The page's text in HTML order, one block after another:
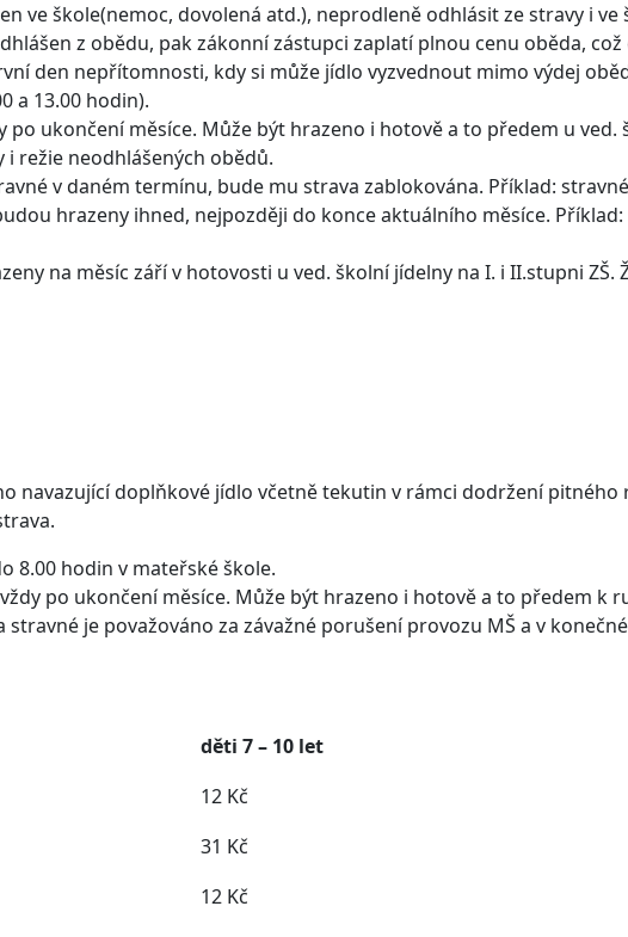
ve škole(nemoc, dovolená atd.), neprodleně odhlásit ze stravy i ve
z obědu, pak zákonní zástupci zaplatí plnou cenu oběda, což
den nepřítomnosti, kdy si může jídlo vyzvednout mimo výdej
a 13.00 hodin).
ukončení měsíce. Může být hrazeno i hotově a to předem u ved.
režie neodhlášených obědů.
v daném termínu, bude mu strava zablokována. Příklad:
hrazeny ihned, nejpozději do konce aktuálního měsíce. Příklad:
na měsíc září v hotovosti u ved. školní jídelny na I. i II.stupni ZŠ.
navazující doplňkové jídlo včetně tekutin v rámci dodržení pitného
8.00 hodin v mateřské škole.
po ukončení měsíce. Může být hrazeno i hotově a to předem k
je považováno za závažné porušení provozu MŠ a v
děti 7 – 10 let
12 Kč
31 Kč
12 Kč